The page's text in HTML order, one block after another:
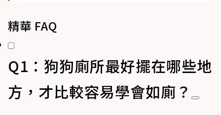
精華 FAQ
Q1：狗狗廁所最好擺在哪些地
方，才比較容易學會如廁？